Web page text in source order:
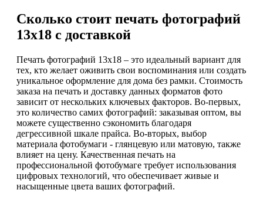
Сколько стоит печать фотографий
13х18 с доставкой
Печать фотографий 13х18 – это идеальный вариант для
тех, кто желает оживить свои воспоминания или создать
уникальное оформление для дома без рамки. Стоимость
заказа на печать и доставку данных форматов фото
зависит от нескольких ключевых факторов. Во-первых,
это количество самих фотографий: заказывая оптом, вы
можете существенно сэкономить благодаря
дегрессивной шкале прайса. Во-вторых, выбор
материала фотобумаги - глянцевую или матовую, также
влияет на цену. Качественная печать на
профессиональной фотобумаге требует использования
цифровых технологий, что обеспечивает живые и
насыщенные цвета ваших фотографий.